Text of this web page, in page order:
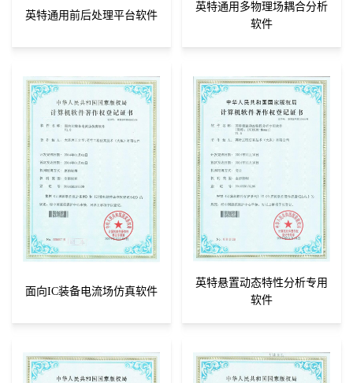
英特通用前后处理平台软件
英特通用多物理场耦合分析
软件
面向IC装备电流场仿真软件
英特悬置动态特性分析专用
软件